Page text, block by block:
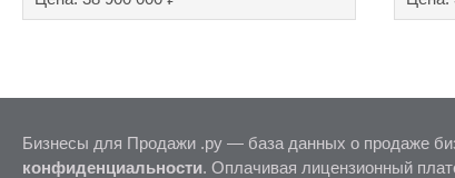
Бизнесы для Продажи .ру — база данных о продаже
конфиденциальности. Оплачивая лицензионный